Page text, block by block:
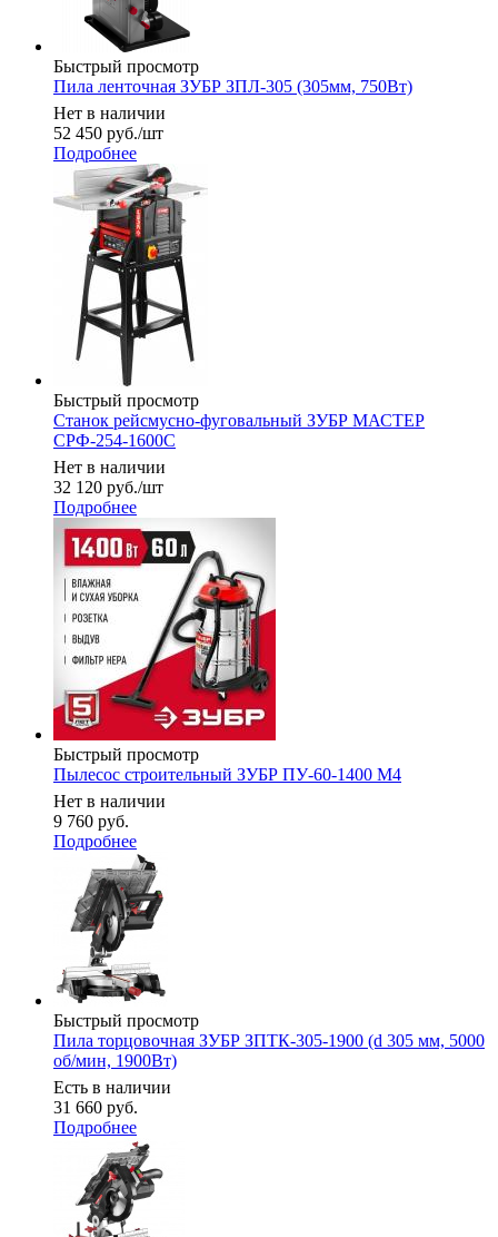
Быстрый просмотр
Пила ленточная ЗУБР ЗПЛ-305 (305мм, 750Вт)
Нет в наличии
52 450 руб./шт
Подробнее
Быстрый просмотр
Станок рейсмусно-фуговальный ЗУБР МАСТЕР
СРФ-254-1600С
Нет в наличии
32 120 руб./шт
Подробнее
Быстрый просмотр
Пылесос строительный ЗУБР ПУ-60-1400 М4
Нет в наличии
9 760 руб.
Подробнее
Быстрый просмотр
Пила торцовочная ЗУБР ЗПТК-305-1900 (d 305 мм, 5000
об/мин, 1900Вт)
Есть в наличии
31 660 руб.
Подробнее